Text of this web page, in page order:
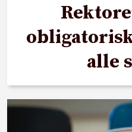
alle